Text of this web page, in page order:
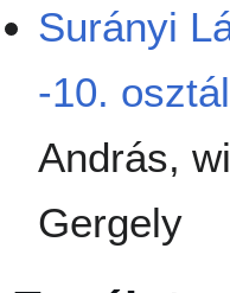
Surányi
-10.
András,
Gergely